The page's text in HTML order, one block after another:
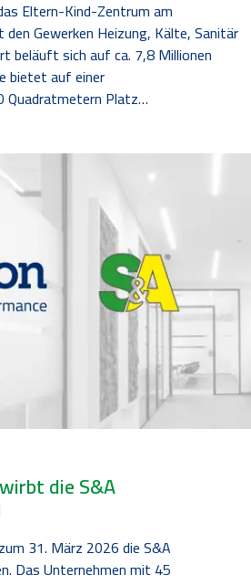
Eltern-Kind-Zentrum am
Gewerken Heizung, Kälte, Sanitär
beläuft sich auf ca. 7,8 Millionen
bietet auf einer
Quadratmetern Platz…
die S&A
31. März 2026 die S&A
Das Unternehmen mit 45